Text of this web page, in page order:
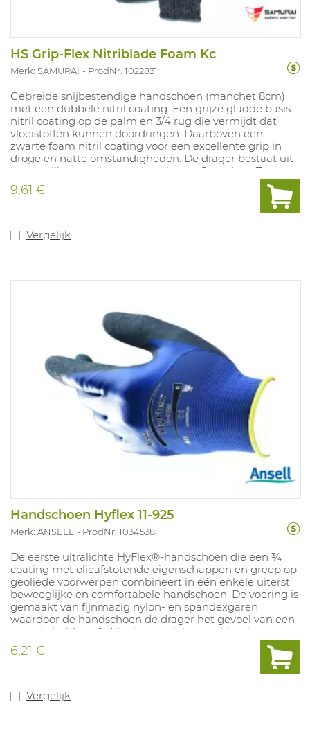
HS Grip-Flex Nitriblade Foam Kc
Merk: SAMURAI ProdNr. 1022831
Gebreide snijbestendige handschoen (manchet 8cm)
met een dubbele nitril coating. Een grijze gladde basis
nitril coating op de palm en 3/4 rug die vermijdt dat
vloeistoffen kunnen doordringen. Daarboven een
zwarte foam nitril coating voor een excellente grip in
droge en natte omstandigheden. De drager bestaat uit
hoog snijbestendige vezels, nylon en Spandex. . Zeer
comfortabel en uitstekende bescherming tegen abrasie
en snijrisico's, in toepassingen waarbij veel olie gebruikt
wordt. Toepassing: glasindustrie, assemblage metalen,
9,61 €
Vergelijk
Handschoen Hyflex 11-925
Merk: ANSELL ProdNr. 1034538
De eerste ultralichte HyFlex®-handschoen die een ¾
coating met olieafstotende eigenschappen en greep op
geoliede voorwerpen combineert in één enkele uiterst
beweeglijke en comfortabele handschoen. De voering is
gemaakt van fijnmazig nylon- en spandexgaren
waardoor de handschoen de drager het gevoel van een
tweede huid geeft. Met haar unieke combinatie van
bescherming, prestatie en soepelheid overbrugt deze
handschoen de kloof met de 3/4 gecoate, olieafstotende
handschoenen voor algemeen gebruik. Het resultaat is
greep op geoliede voorwerpen en extreem
6,21 €
Vergelijk